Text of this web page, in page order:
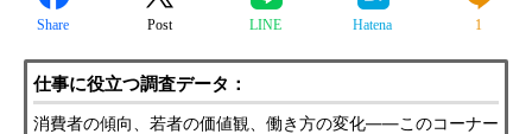
Share Post LINE Hatena 1
仕事に役立つ調査データ：
消費者の傾向、若者の価値観、働き方の変化――このコーナー